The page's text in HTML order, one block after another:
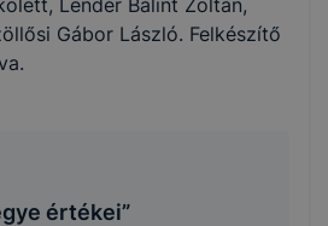
Lendér Bálint Zoltán,
Gábor László. Felkészítő
értékei”